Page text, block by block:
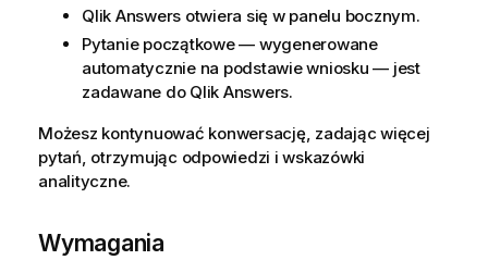
Qlik Answers otwiera się w panelu bocznym.
Pytanie początkowe — wygenerowane
automatycznie na podstawie wniosku — jest
zadawane do Qlik Answers.
Możesz kontynuować konwersację, zadając więcej
pytań, otrzymując odpowiedzi i wskazówki
analityczne.
Wymagania